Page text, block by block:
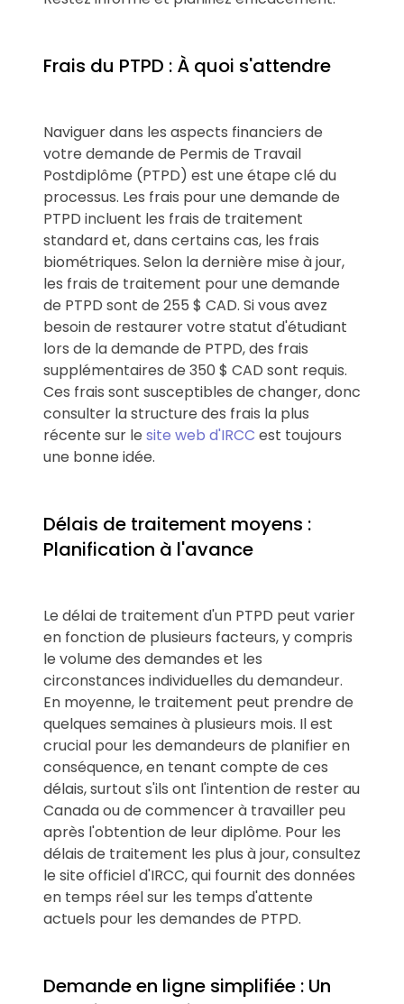
Frais du PTPD : À quoi s'attendre
Naviguer dans les aspects financiers de
votre demande de Permis de Travail
Postdiplôme (PTPD) est une étape clé du
processus. Les frais pour une demande de
PTPD incluent les frais de traitement
standard et, dans certains cas, les frais
biométriques. Selon la dernière mise à jour,
les frais de traitement pour une demande
de PTPD sont de 255 $ CAD. Si vous avez
besoin de restaurer votre statut d'étudiant
lors de la demande de PTPD, des frais
supplémentaires de 350 $ CAD sont requis.
Ces frais sont susceptibles de changer, donc
consulter la structure des frais la plus
récente sur le site web d'IRCC est toujours
une bonne idée.
Délais de traitement moyens :
Planification à l'avance
Le délai de traitement d'un PTPD peut varier
en fonction de plusieurs facteurs, y compris
le volume des demandes et les
circonstances individuelles du demandeur.
En moyenne, le traitement peut prendre de
quelques semaines à plusieurs mois. Il est
crucial pour les demandeurs de planifier en
conséquence, en tenant compte de ces
délais, surtout s'ils ont l'intention de rester au
Canada ou de commencer à travailler peu
après l'obtention de leur diplôme. Pour les
délais de traitement les plus à jour, consultez
le site officiel d'IRCC, qui fournit des données
en temps réel sur les temps d'attente
actuels pour les demandes de PTPD.
Demande en ligne simplifiée : Un